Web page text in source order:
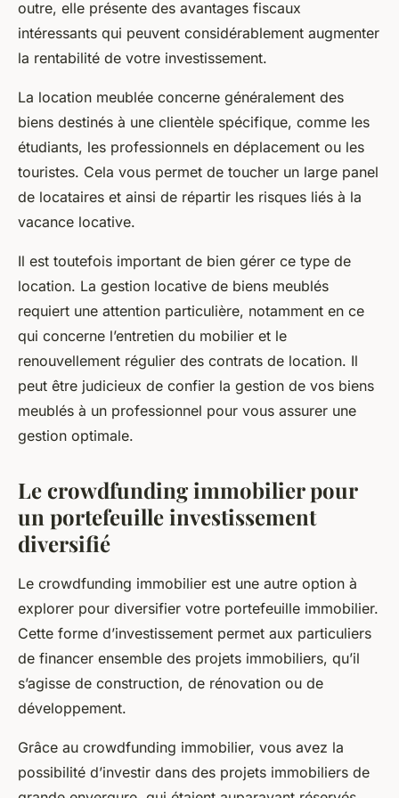
outre, elle présente des avantages fiscaux
intéressants qui peuvent considérablement augmenter
la rentabilité de votre investissement.
La location meublée concerne généralement des
biens destinés à une clientèle spécifique, comme les
étudiants, les professionnels en déplacement ou les
touristes. Cela vous permet de toucher un large panel
de locataires et ainsi de répartir les risques liés à la
vacance locative.
Il est toutefois important de bien gérer ce type de
location. La gestion locative de biens meublés
requiert une attention particulière, notamment en ce
qui concerne l’entretien du mobilier et le
renouvellement régulier des contrats de location. Il
peut être judicieux de confier la gestion de vos biens
meublés à un professionnel pour vous assurer une
gestion optimale.
Le crowdfunding immobilier pour
un portefeuille investissement
diversifié
Le crowdfunding immobilier est une autre option à
explorer pour diversifier votre portefeuille immobilier.
Cette forme d’investissement permet aux particuliers
de financer ensemble des projets immobiliers, qu’il
s’agisse de construction, de rénovation ou de
développement.
Grâce au crowdfunding immobilier, vous avez la
possibilité d’investir dans des projets immobiliers de